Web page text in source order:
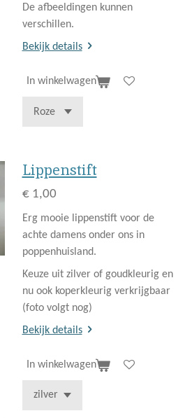
De afbeeldingen kunnen
verschillen.
Bekijk details
In winkelwagen
Lippenstift
€ 1,00
Erg mooie lippenstift voor de
achte damens onder ons in
poppenhuisland.
Keuze uit zilver of goudkleurig en
nu ook koperkleurig verkrijgbaar
(foto volgt nog)
Bekijk details
In winkelwagen